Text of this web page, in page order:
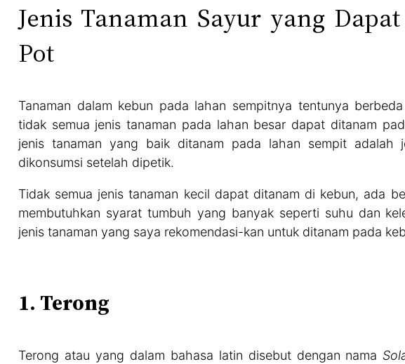
Jenis Tanaman Sayur yang
Pot
Tanaman dalam kebun pada lahan sempitnya tentunya
tidak semua jenis tanaman pada lahan besar dapat ditanam
jenis tanaman yang baik ditanam pada lahan sempit adalah
dikonsumsi setelah dipetik.
Tidak semua jenis tanaman kecil dapat ditanam di kebun, ada
membutuhkan syarat tumbuh yang banyak seperti suhu dan
jenis tanaman yang saya rekomendasi-kan untuk ditanam pada
1. Terong
Terong atau yang dalam bahasa latin disebut dengan nama